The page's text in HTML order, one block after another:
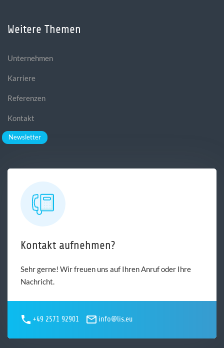
Weitere Themen
Unternehmen
Karriere
Referenzen
Kontakt
Newsletter
Kontakt aufnehmen?
Sehr gerne! Wir freuen uns auf Ihren Anruf oder Ihre
Nachricht.
+49 2571 92901 info@lis.eu